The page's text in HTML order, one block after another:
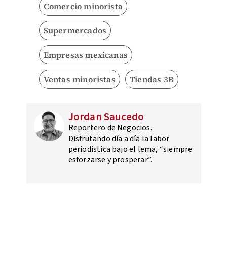
Comercio minorista
Supermercados
Empresas mexicanas
Ventas minoristas Tiendas 3B
Jordan Saucedo
Reportero de Negocios.
Disfrutando día a día la labor
periodística bajo el lema, “siempre
esforzarse y prosperar”.